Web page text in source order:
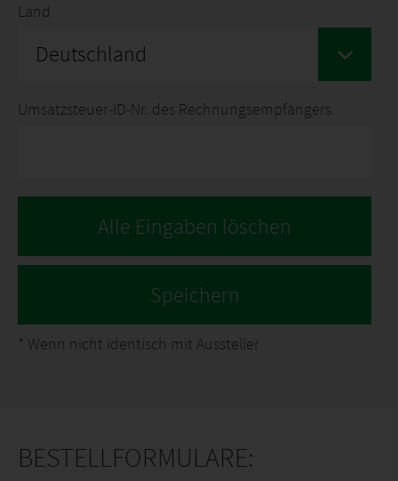
Land
Deutschland
Umsatzsteuer-ID-Nr. des Rechnungsempfängers
* Wenn nicht identisch mit Aussteller
BESTELLFORMULARE: